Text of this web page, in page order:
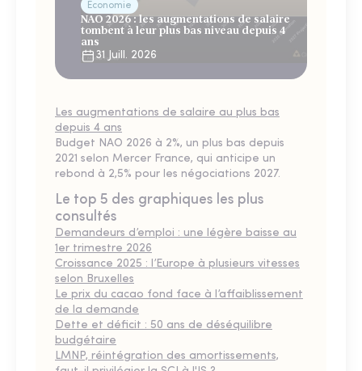
Économie
NAO 2026 : les augmentations de salaire
tombent à leur plus bas niveau depuis 4
ans
31 Juill. 2026
Les augmentations de salaire au plus bas
depuis 4 ans
Budget NAO 2026 à 2%, un plus bas depuis
2021 selon Mercer France, qui anticipe un
rebond à 2,5% pour les négociations 2027.
Le top 5 des graphiques les plus
consultés
Demandeurs d’emploi : une légère baisse au
1er trimestre 2026
Croissance 2025 : l’Europe à plusieurs vitesses
selon Bruxelles
Le prix du cacao fond face à l’affaiblissement
de la demande
Dette et déficit : 50 ans de déséquilibre
budgétaire
LMNP, réintégration des amortissements,